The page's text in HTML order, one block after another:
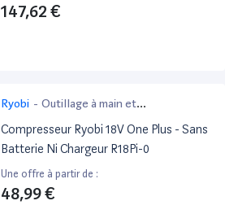
147,62 €
Ryobi - Outillage à main et
électroportatif
Compresseur Ryobi 18V One Plus - Sans
Batterie Ni Chargeur R18Pi-0
Une offre à partir de :
48,99 €